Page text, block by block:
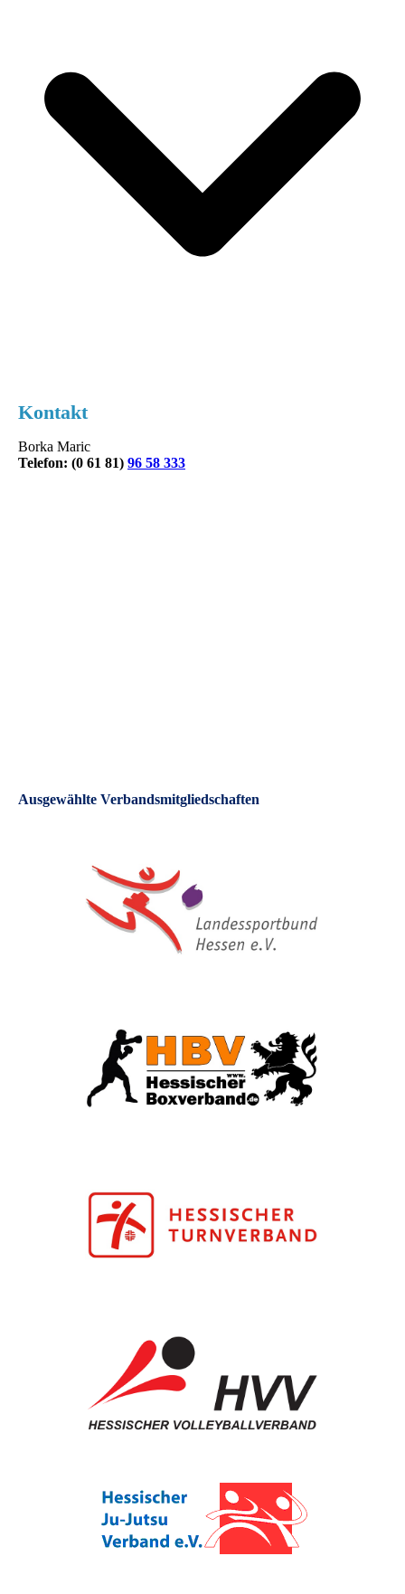
Kontakt
Borka Maric
Telefon: (0 61 81) 96 58 333
Ausgewählte Verbandsmitgliedschaften